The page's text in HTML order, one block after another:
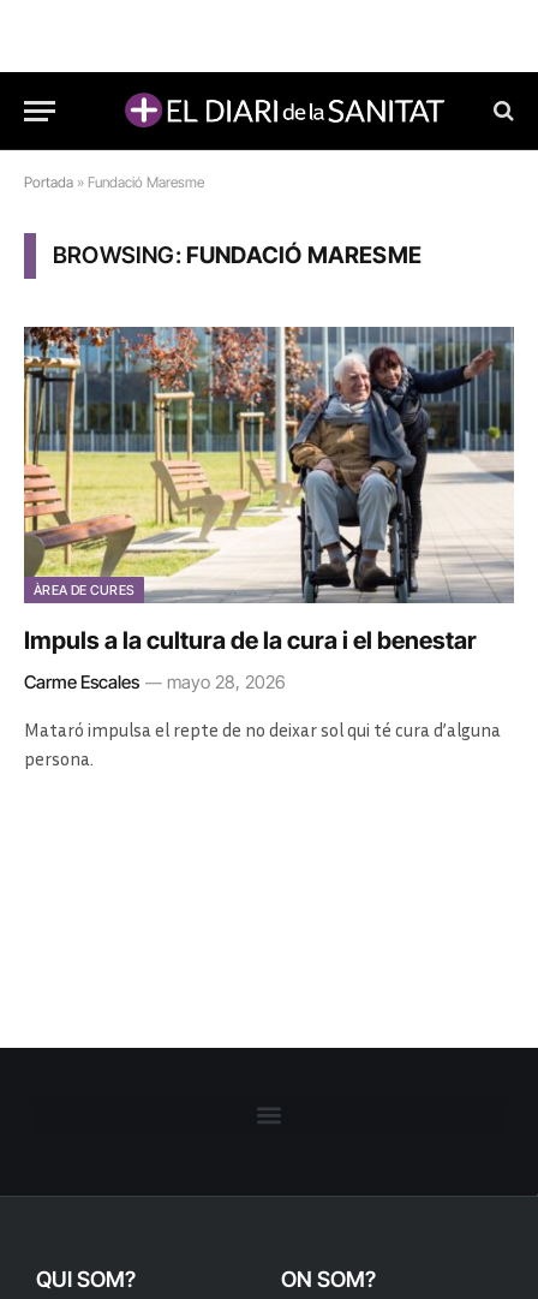
Portada » Fundació Maresme
BROWSING:FUNDACIÓ MARESME
ÀREA DE CURES
Impuls a la cultura de la cura i el benestar
Carme Escales mayo 28, 2026
Mataró impulsa el repte de no deixar sol qui té cura d’alguna
persona.
QUI SOM? ON SOM?